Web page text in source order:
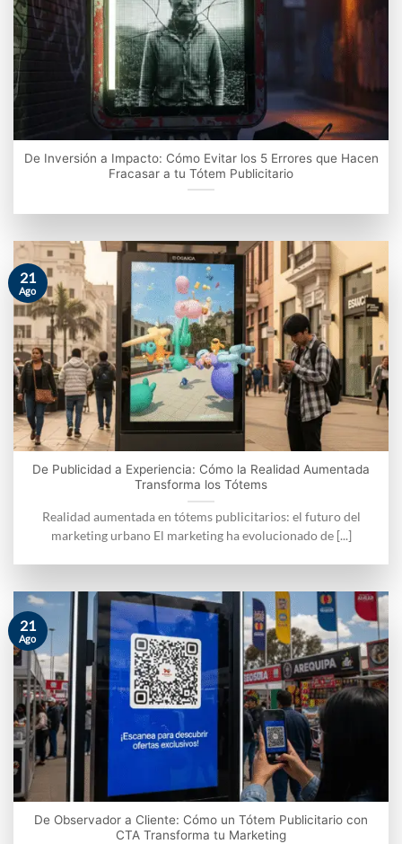
De Inversión a Impacto: Cómo Evitar los 5 Errores que Hacen
Fracasar a tu Tótem Publicitario
De Publicidad a Experiencia: Cómo la Realidad Aumentada
Transforma los Tótems
Realidad aumentada en tótems publicitarios: el futuro del
marketing urbano El marketing ha evolucionado de [...]
21
Ago
De Observador a Cliente: Cómo un Tótem Publicitario con
CTA Transforma tu Marketing
21
Ago